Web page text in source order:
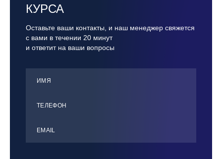
КУРСА
Оставьте ваши контакты, и наш менеджер свяжется
с вами в течении 20 минут
и ответит на ваши вопросы
ИМЯ
ТЕЛЕФОН
ЕMАIL